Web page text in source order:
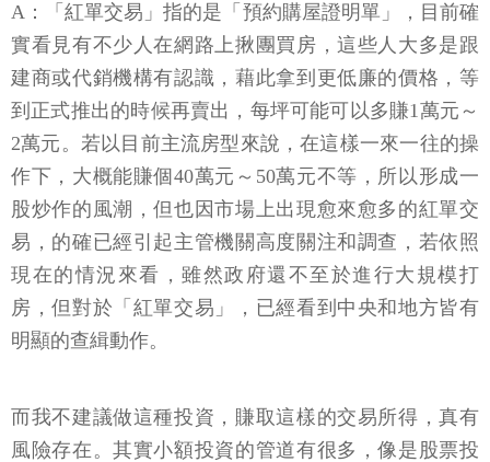
A：「紅單交易」指的是「預約購屋證明單」，目前確
實看見有不少人在網路上揪團買房，這些人大多是跟
建商或代銷機構有認識，藉此拿到更低廉的價格，等
到正式推出的時候再賣出，每坪可能可以多賺1萬元～
2萬元。若以目前主流房型來說，在這樣一來一往的操
作下，大概能賺個40萬元～50萬元不等，所以形成一
股炒作的風潮，但也因市場上出現愈來愈多的紅單交
易，的確已經引起主管機關高度關注和調查，若依照
現在的情況來看，雖然政府還不至於進行大規模打
房，但對於「紅單交易」，已經看到中央和地方皆有
明顯的查緝動作。
而我不建議做這種投資，賺取這樣的交易所得，真有
風險存在。其實小額投資的管道有很多，像是股票投